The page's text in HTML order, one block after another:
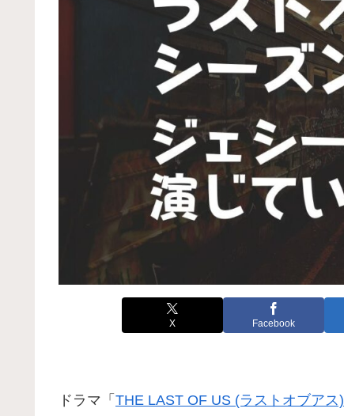
X Facebook
ドラマ「 THE LAST OF US (ラストオブアス)